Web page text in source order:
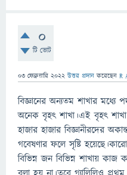
0
টি ভোট
03 ফেব্রুয়ারি 2022 উত্তর প্রদান করেছেন R
বিজ্ঞানের অন্যতম শাখার মধ্যে
অনেক বৃহৎ শাখা।এই বৃহৎ
হাজার হাজার বিজ্ঞানীরদের
গবেষণার ফলে সৃষ্টি
বিভিন্ন জন বিভিন্ন শাখায় কাজ